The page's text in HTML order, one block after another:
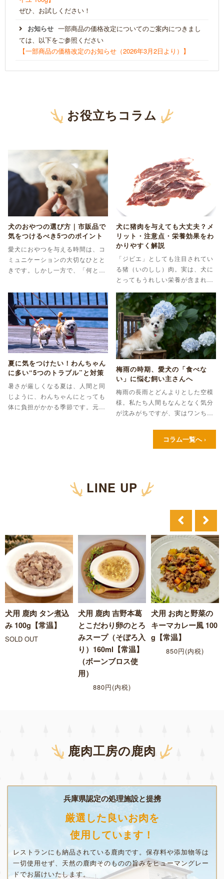
ぜひ、お試しください！
お知らせ 一部商品の価格改定についてのご案内につきまし
ては、以下をご参照ください
【一部商品の価格改定のお知らせ（2026年3月2日より）】
お役立ちコラム
犬のおやつの選び方｜市販品で
気をつけるべき5つのポイント
愛犬におやつを与える時間は、コ
ミュニケーションの大切なひとと
きです。しかし一方で、「何とな
も少なくありません。 市販のおや
つには便利さがある反面、選び…
犬に猪肉を与えても大丈夫？メ
リット・注意点・栄養効果をわ
かりやすく解説
「ジビエ」としても注目されてい
る猪（いのしし）肉。実は、犬に
とってもうれしい栄養が含まれて
食事に取り入れることもできま
す。 ただし、与える量や品質、
そ…
夏に気をつけたい！わんちゃん
に多い“5つのトラブル”と対策
暑さが厳しくなる夏は、人間と同
じように、わんちゃんにとっても
体に負担がかかる季節です。元気
梅雨の時期、愛犬の「食べな
い」に悩む飼い主さんへ
梅雨の長雨とどんよりとした空模
様。私たち人間もなんとなく気分
が沈みがちですが、実はワンちゃ
くの飼い主さんを悩ませるのが…
コラム一覧へ ›
LINE UP
犬用 鹿肉 タン煮込
み 100g【常温】
SOLD OUT
犬用 鹿肉 吉野本葛
とこだわり卵のとろ
みスープ（そぼろ入
り）160ml【常温】
（ボーンブロス使
用）
880円(内税)
犬用 お肉と野菜の
キーマカレー風 100
g【常温】
850円(内税)
鹿肉工房の鹿肉
兵庫県認定の処理施設と提携
厳選した良いお肉を
使用しています！
レストランにも納品されている鹿肉です。保存料や添加物等は
一切使用せず、天然の鹿肉そのものの旨みをヒューマングレー
ドでお届けいたします。